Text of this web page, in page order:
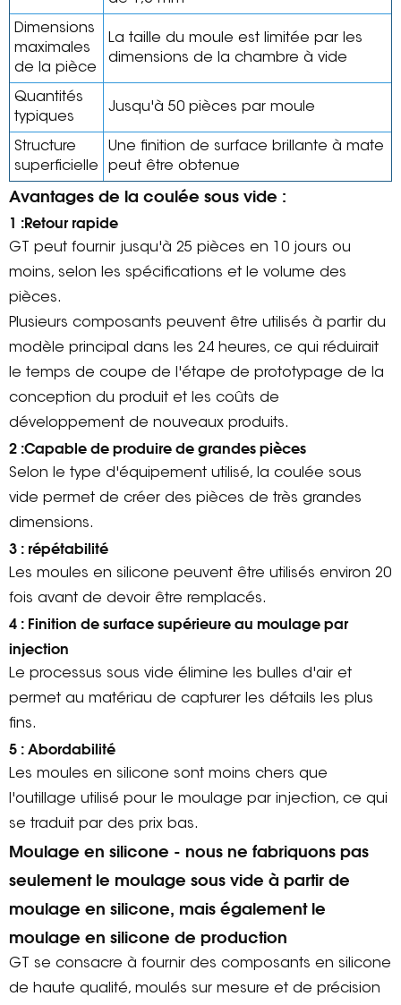
Dimensions
maximales
de la pièce
La taille du moule est limitée par les
dimensions de la chambre à vide
Quantités
typiques
Jusqu'à 50 pièces par moule
Structure
superficielle
Une finition de surface brillante à mate
peut être obtenue
Avantages de la coulée sous vide :
1 :Retour rapide
GT peut fournir jusqu'à 25 pièces en 10 jours ou
moins, selon les spécifications et le volume des
pièces.
Plusieurs composants peuvent être utilisés à partir du
modèle principal dans les 24 heures, ce qui réduirait
le temps de coupe de l'étape de prototypage de la
conception du produit et les coûts de
développement de nouveaux produits.
2 :Capable de produire de grandes pièces
Selon le type d'équipement utilisé, la coulée sous
vide permet de créer des pièces de très grandes
dimensions.
3 : répétabilité
Les moules en silicone peuvent être utilisés environ 20
fois avant de devoir être remplacés.
4 : Finition de surface supérieure au moulage par
injection
Le processus sous vide élimine les bulles d'air et
permet au matériau de capturer les détails les plus
fins.
5 : Abordabilité
Les moules en silicone sont moins chers que
l'outillage utilisé pour le moulage par injection, ce qui
se traduit par des prix bas.
Moulage en silicone - nous ne fabriquons pas
seulement le moulage sous vide à partir de
moulage en silicone, mais également le
moulage en silicone de production
GT se consacre à fournir des composants en silicone
de haute qualité, moulés sur mesure et de précision